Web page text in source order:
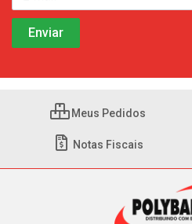
Meus Pedidos
Notas Fiscais